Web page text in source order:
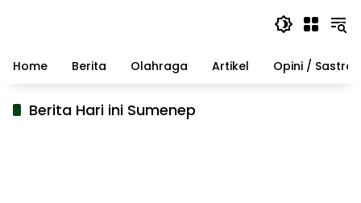
Home
Berita Olahraga Artikel Opini / Sastra
Berita Hari ini Sumenep